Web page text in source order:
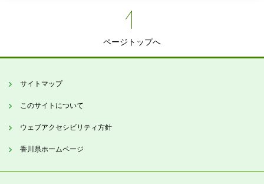
ページトップへ
サイトマップ
このサイトについて
ウェブアクセシビリティ方針
香川県ホームページ